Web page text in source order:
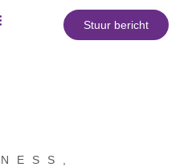
Stuur bericht